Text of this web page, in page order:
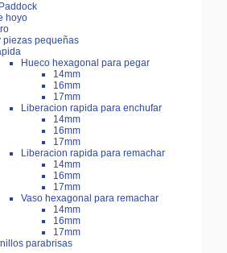
hoyo
piezas pequeñas
Hueco hexagonal para pegar
14mm
16mm
17mm
Liberacion rapida para enchufar
14mm
16mm
17mm
Liberacion rapida para remachar
14mm
16mm
17mm
Vaso hexagonal para remachar
14mm
16mm
17mm
parabrisas